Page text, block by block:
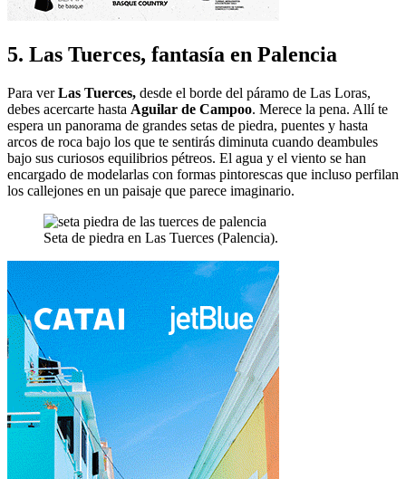
5. Las Tuerces, fantasía en Palencia
Para verLas Tuerces, desde el borde del páramo de Las Loras,
debes acercarte hasta Aguilar de Campoo. Merece la pena. Allí te
espera un panorama de grandes setas de piedra, puentes y hasta
arcos de roca bajo los que te sentirás diminuta cuando deambules
bajo sus curiosos equilibrios pétreos. El agua y el viento se han
encargado de modelarlas con formas pintorescas que incluso perfilan
los callejones en un paisaje que parece imaginario.
Seta de piedra en Las Tuerces (Palencia).